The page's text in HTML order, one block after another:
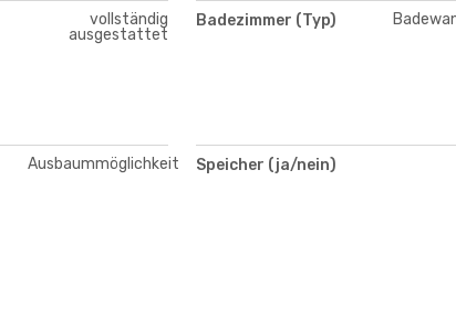
vollständig
ausgestattet
Badezimmer (Typ)
Ausbaummöglichkeit Speicher (ja/nein)